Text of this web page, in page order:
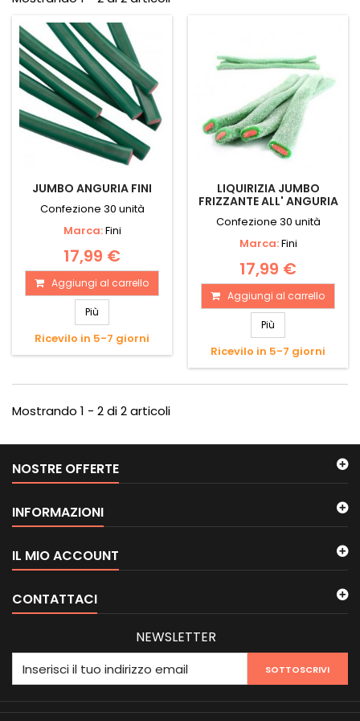
JUMBO ANGURIA FINI
Confezione 30 unità
Marca:Fini
17,99 €
Aggiungi al carrello
Più
Ricevilo in 5-7 giorni
LIQUIRIZIA JUMBO
FRIZZANTE ALL' ANGURIA
Confezione 30 unità
Marca:Fini
17,99 €
Aggiungi al carrello
Più
Ricevilo in 5-7 giorni
Mostrando 1 - 2 di 2 articoli
NOSTRE OFFERTE
INFORMAZIONI
IL MIO ACCOUNT
CONTATTACI
NEWSLETTER
SOTTOSCRIVI